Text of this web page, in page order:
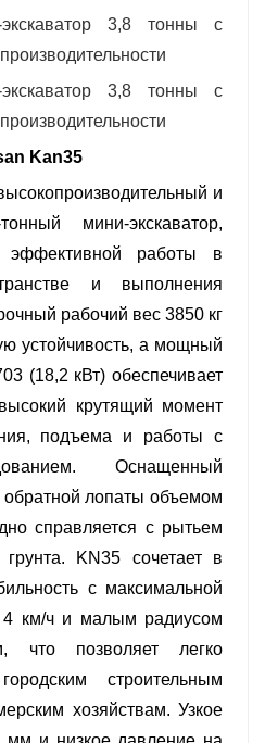
до 30°.
мм с резиново-
шириной 300 мм
транспортная
высота 2585 мм.
вылет:
копания по земле
высота
поворота стрелы на
повышает гибкость
пространстве. Отвал
и копает на глубину
баку
баку
KN35 обеспечивает
при выполнении
и
Kan35
и
мини-экскаватор,
эффективной работы в
и выполнения
рабочий вес 3850 кг
устойчивость, а мощный
(18,2 кВт) обеспечивает
крутящий момент
подъема и работы с
Оснащенный
лопаты объемом
справляется с рытьем
KN35 сочетает в
с максимальной
4 км/ч и малым радиусом
что позволяет легко
строительным
хозяйствам. Узкое